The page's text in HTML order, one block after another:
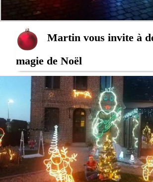
Martin vous invite à
magie de Noël